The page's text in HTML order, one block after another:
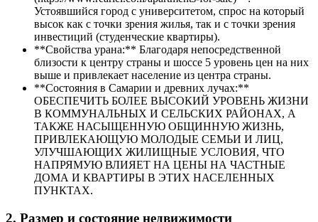
Устоявшийся город с университетом, спрос на который
высок как с точки зрения жилья, так и с точки зрения
инвестиций (студенческие квартиры).
**Свойства урана:** Благодаря непосредственной
близости к центру страны и шоссе 5 уровень цен на них
выше и привлекает население из центра страны.
**Состояния в Самарии и древних лучах:**
ОБЕСПЕЧИТЬ БОЛЕЕ ВЫСОКИЙ УРОВЕНЬ ЖИЗНИ
В КОММУНАЛЬНЫХ И СЕЛЬСКИХ РАЙОНАХ, А
ТАКЖЕ НАСЫЩЕННУЮ ОБЩИННУЮ ЖИЗНЬ,
ПРИВЛЕКАЮЩУЮ МОЛОДЫЕ СЕМЬИ И ЛИЦ,
УЛУЧШАЮЩИХ ЖИЛИЩНЫЕ УСЛОВИЯ, ЧТО
НАПРЯМУЮ ВЛИЯЕТ НА ЦЕНЫ НА ЧАСТНЫЕ
ДОМА И КВАРТИРЫ В ЭТИХ НАСЕЛЕННЫХ
ПУНКТАХ.
2. Размер и состояние недвижимости